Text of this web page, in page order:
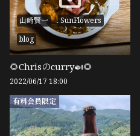
山崎賢一
SunFlowers
blog
🌻Chrisのcurry🍛🌻
2022/06/17 18:00
有料会員限定